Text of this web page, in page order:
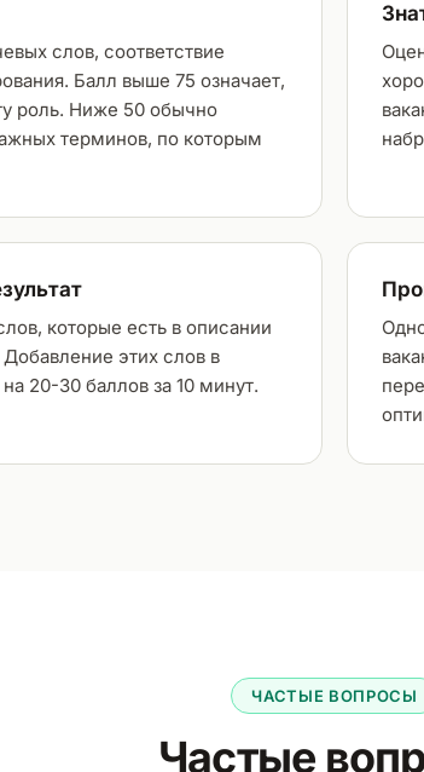
слов, соответствие
Балл выше 75 означает,
роль. Ниже 50 обычно
терминов, по которым
которые есть в описании
этих слов в
20-30 баллов за 10 минут.
ЧАСТЫЕ ВОПРОСЫ
Частые